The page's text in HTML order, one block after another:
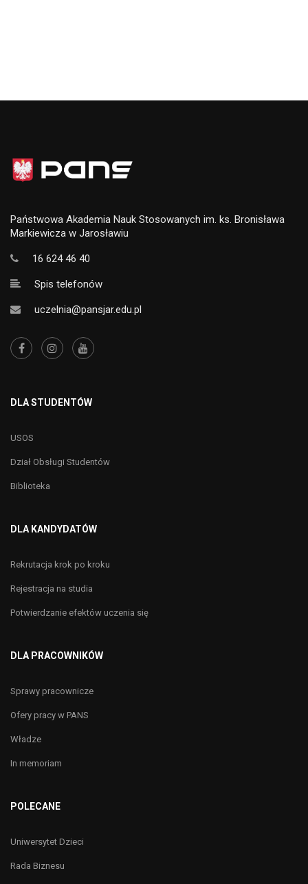
Państwowa Akademia Nauk Stosowanych im. ks. Bronisława
Markiewicza w Jarosławiu
16 624 46 40
Spis telefonów
uczelnia@pansjar.edu.pl
DLA STUDENTÓW
USOS
Dział Obsługi Studentów
Biblioteka
DLA KANDYDATÓW
Rekrutacja krok po kroku
Rejestracja na studia
Potwierdzanie efektów uczenia się
DLA PRACOWNIKÓW
Sprawy pracownicze
Ofery pracy w PANS
Władze
In memoriam
POLECANE
Uniwersytet Dzieci
Rada Biznesu